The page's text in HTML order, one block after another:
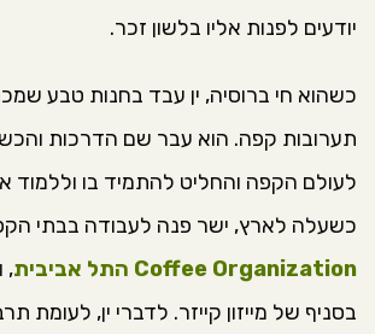
יודעים לפנות אליו בלשון זכר.
כשהוא חי ברוסיה, ין עבד בחנות טבע
תערובות קפה. הוא עבר שם הדרכות
לעולם הקפה והחליט להתמיד בו וללמוד
כשעלה לארץ, ישר פנה לעבודה בבתי
Coffee Organization התל אביבית
,
בסניף של מייזון קייזר. לדברי ין, לעומת